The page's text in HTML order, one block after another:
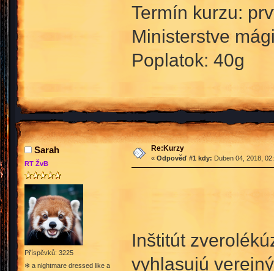
Termín kurzu:
Ministerstve
Poplatok: 40g
Sarah
RT ŽvB
Příspěvků: 3225
❄ a nightmare dressed like a
Re:Kurzy
« Odpověď #1 kdy: Duben 04, 2018,
Inštitút
vyhlasujú